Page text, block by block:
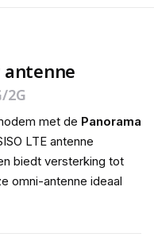
antenne
2G
met de Panorama
LTE antenne
biedt versterking tot
omni-antenne ideaal